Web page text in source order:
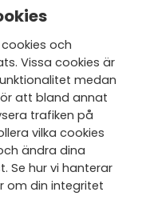
del
och
Vissa cookies är
medan
att bland annat
trafiken på
vilka cookies
ändra dina
Se hur vi hanterar
om din integritet